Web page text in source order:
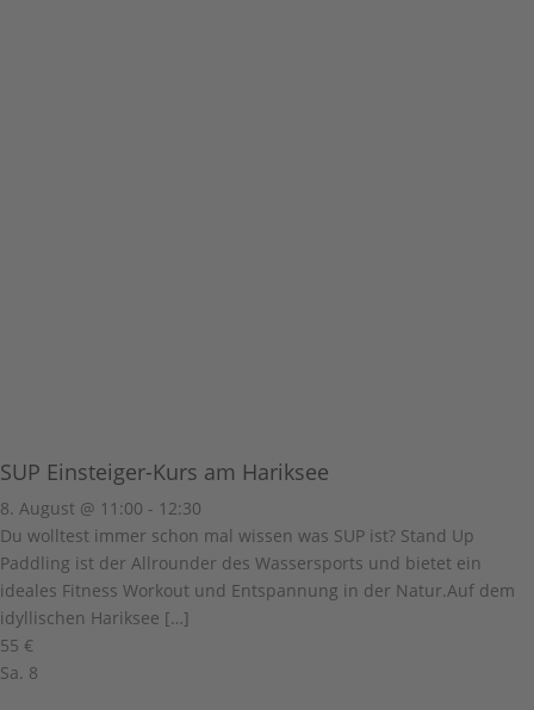
SUP Einsteiger-Kurs am Hariksee
8. August @ 11:00 - 12:30
Du wolltest immer schon mal wissen was SUP ist? Stand Up
Paddling ist der Allrounder des Wassersports und bietet ein
ideales Fitness Workout und Entspannung in der Natur.Auf dem
idyllischen Hariksee […]
55 €
Sa. 8